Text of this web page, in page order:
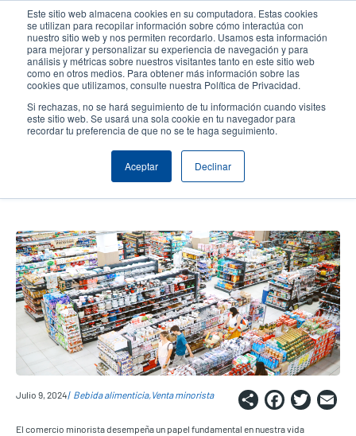
Este sitio web almacena cookies en su computadora. Estas cookies
se utilizan para recopilar información sobre cómo interactúa con
nuestro sitio web y nos permiten recordarlo. Usamos esta información
para mejorar y personalizar su experiencia de navegación y para
análisis y métricas sobre nuestros visitantes tanto en este sitio web
como en otros medios. Para obtener más información sobre las
cookies que utilizamos, consulte nuestra Política de Privacidad.
Si rechazas, no se hará seguimiento de tu información cuando visites
este sitio web. Se usará una sola cookie en tu navegador para
recordar tu preferencia de que no se te haga seguimiento.
Aceptar Declinar
contenido
principal
User
account
menu
User
Header
Selector de productos
Por qué el Etiquetado Linerless es
Ideal para el Comercio Minorista
Julio 9, 2024 Bebida alimenticia Venta minorista Share
El comercio minorista desempeña un papel fundamental en nuestra vida